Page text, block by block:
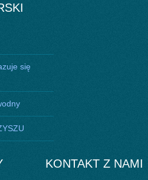
się
KONTAKT Z NAMI